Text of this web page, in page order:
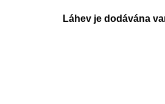
Láhev je dodávána